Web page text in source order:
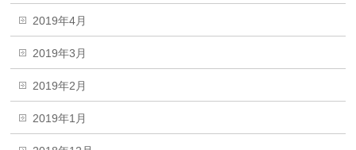
2019年4月
2019年3月
2019年2月
2019年1月